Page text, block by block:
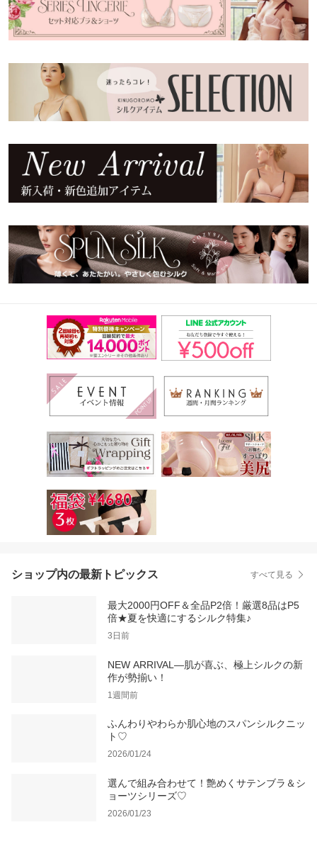
ショップ内の最新トピックス すべて見る
最大2000円OFF＆全品P2倍！厳選8品はP5
倍★夏を快適にするシルク特集♪
3日前
NEW ARRIVAL―肌が喜ぶ、極上シルクの新
作が勢揃い！
1週間前
ふんわりやわらか肌心地のスパンシルクニッ
ト♡
2026/01/24
選んで組み合わせて！艶めくサテンブラ＆シ
ョーツシリーズ♡
2026/01/23